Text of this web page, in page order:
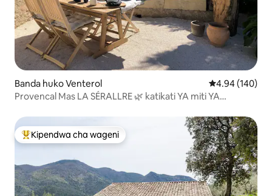
Banda huko Venterol Ukadiriaji wa
4.94 (140)
Provencal Mas LA SÉRALLRE 🌿 katikati YA miti YA
Kipendwa maarufu cha wageni
Kipendwa cha wageni